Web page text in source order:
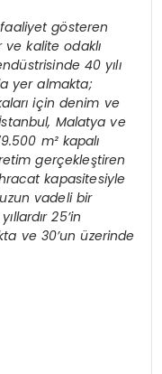
faaliyet gösteren
ve kalite odaklı
40 yılı
yer almakta;
için denim ve
Malatya ve
m² kapalı
gerçekleştiren
kapasitesiyle
vadeli bir
25’in
ve 30’un üzerinde